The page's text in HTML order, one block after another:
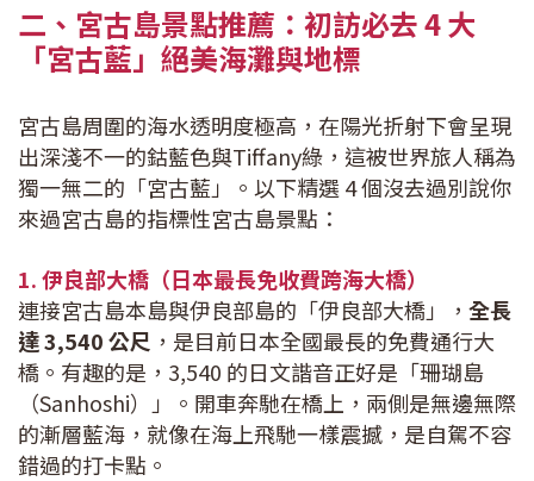
二、宮古島景點推薦：初訪必去 4 大
「宮古藍」絕美海灘與地標
宮古島周圍的海水透明度極高，在陽光折射下會呈現
出深淺不一的鈷藍色與Tiffany綠，這被世界旅人稱為
獨一無二的「宮古藍」。以下精選 4 個沒去過別說你
來過宮古島的指標性宮古島景點：
1. 伊良部大橋（日本最長免收費跨海大橋）
連接宮古島本島與伊良部島的「伊良部大橋」， 全長
達 3,540 公尺 ，是目前日本全國最長的免費通行大
橋。有趣的是，3,540 的日文諧音正好是「珊瑚島
（Sanhoshi）」。開車奔馳在橋上，兩側是無邊無際
的漸層藍海，就像在海上飛馳一樣震撼，是自駕不容
錯過的打卡點。